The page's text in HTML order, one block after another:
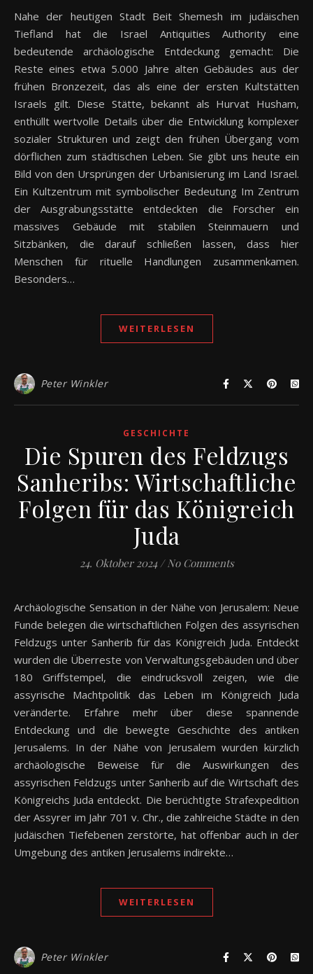
Nahe der heutigen Stadt Beit Shemesh im judäischen
Tiefland hat die Israel Antiquities Authority eine
bedeutende archäologische Entdeckung gemacht: Die
Reste eines etwa 5.000 Jahre alten Gebäudes aus der
frühen Bronzezeit, das als eine der ersten Kultstätten
Israels gilt. Diese Stätte, bekannt als Hurvat Husham,
enthüllt wertvolle Details über die Entwicklung komplexer
sozialer Strukturen und zeigt den frühen Übergang vom
dörflichen zum städtischen Leben. Sie gibt uns heute ein
Bild von den Ursprüngen der Urbanisierung im Land Israel.
Ein Kultzentrum mit symbolischer Bedeutung Im Zentrum
der Ausgrabungsstätte entdeckten die Forscher ein
massives Gebäude mit stabilen Steinmauern und
Sitzbänken, die darauf schließen lassen, dass hier
Menschen für rituelle Handlungen zusammenkamen.
Besonders…
WEITERLESEN
Peter Winkler
GESCHICHTE
Die Spuren des Feldzugs
Sanheribs: Wirtschaftliche
Folgen für das Königreich
Juda
24. Oktober 2024 / No Comments
Archäologische Sensation in der Nähe von Jerusalem: Neue
Funde belegen die wirtschaftlichen Folgen des assyrischen
Feldzugs unter Sanherib für das Königreich Juda. Entdeckt
wurden die Überreste von Verwaltungsgebäuden und über
180 Griffstempel, die eindrucksvoll zeigen, wie die
assyrische Machtpolitik das Leben im Königreich Juda
veränderte. Erfahre mehr über diese spannende
Entdeckung und die bewegte Geschichte des antiken
Jerusalems. In der Nähe von Jerusalem wurden kürzlich
archäologische Beweise für die Auswirkungen des
assyrischen Feldzugs unter Sanherib auf die Wirtschaft des
Königreichs Juda entdeckt. Die berüchtigte Strafexpedition
der Assyrer im Jahr 701 v. Chr., die zahlreiche Städte in den
judäischen Tiefebenen zerstörte, hat offenbar auch in der
Umgebung des antiken Jerusalems indirekte…
WEITERLESEN
Peter Winkler